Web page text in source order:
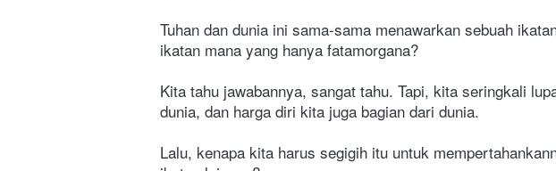
Tuhan dan dunia ini sama-sama menawarkan sebuah
ikatan mana yang hanya fatamorgana?
Kita tahu jawabannya, sangat tahu. Tapi, kita seringkali
dunia, dan harga diri kita juga bagian dari dunia.
Lalu, kenapa kita harus segigih itu untuk